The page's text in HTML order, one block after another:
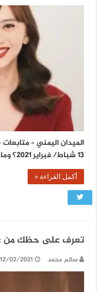
الميدان اليمني –
13 شباط/ فبراير 2021؟ وماذا يخبئ لك …
أكمل القراءة »
تعرف على حظك من عالم
سالم محمد 12/02/2021